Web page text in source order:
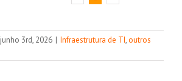
para
junho 3rd, 2026 | Infraestrutura de TI,outros